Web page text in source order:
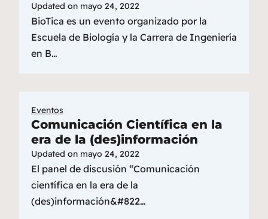
Updated on mayo 24, 2022
BioTica es un evento organizado por la
Escuela de Biología y la Carrera de Ingeniería
en B…
Eventos
Comunicación Científica en la
era de la (des)información
Updated on mayo 24, 2022
El panel de discusión “Comunicación
científica en la era de la
(des)información&#822…